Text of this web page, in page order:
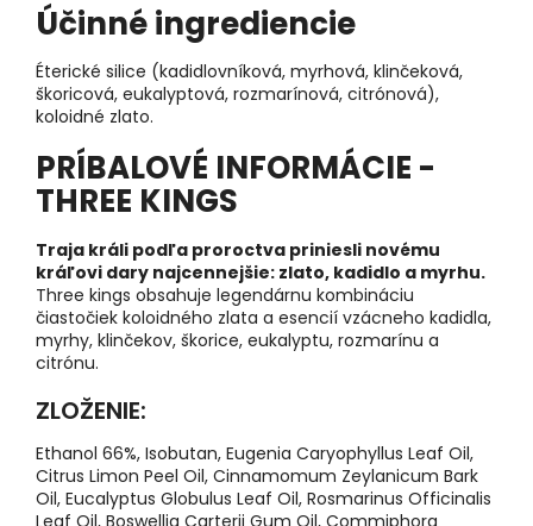
Účinné ingrediencie
Éterické silice (kadidlovníková, myrhová, klinčeková,
škoricová, eukalyptová, rozmarínová, citrónová),
koloidné zlato.
PRÍBALOVÉ INFORMÁCIE -
THREE KINGS
Traja králi podľa proroctva priniesli novému
kráľovi dary najcennejšie: zlato, kadidlo a myrhu.
Three kings obsahuje legendárnu kombináciu
čiastočiek koloidného zlata a esencií vzácneho kadidla,
myrhy, klinčekov, škorice, eukalyptu, rozmarínu a
citrónu.
ZLOŽENIE:
Ethanol 66%, Isobutan, Eugenia Caryophyllus Leaf Oil,
Citrus Limon Peel Oil, Cinnamomum Zeylanicum Bark
Oil, Eucalyptus Globulus Leaf Oil, Rosmarinus Officinalis